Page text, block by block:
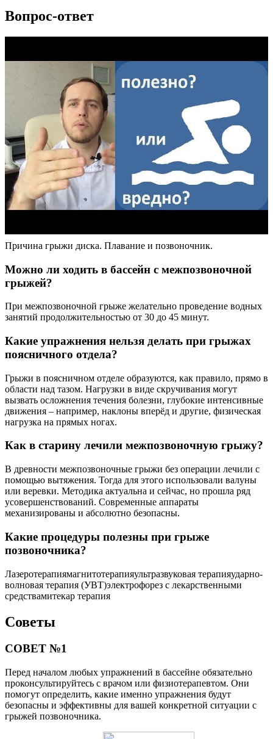
Вопрос-ответ
Причина грыжи диска. Плавание и позвоночник.
Можно ли ходить в бассейн с межпозвоночной
грыжей?
При межпозвоночной грыже желательно проведение водных
занятий продолжительностью от 30 до 45 минут.
Какие упражнения нельзя делать при грыжах
поясничного отдела?
Грыжи в поясничном отделе образуются, как правило, прямо в
области над тазом. Нагрузки в виде скручивания могут
вызвать осложнения течения болезни, глубокие интенсивные
движения – например, наклоны вперёд и другие, физическая
нагрузка на прямых ногах.
Как в старину лечили межпозвоночную грыжу?
В древности межпозвоночные грыжи без операции лечили с
помощью вытяжения. Тогда для этого использовали валуны
или веревки. Методика актуальна и сейчас, но прошла ряд
усовершенствований. Современные аппараты
механизированы и абсолютно безопасны.
Какие процедуры полезны при грыже
позвоночника?
Лазеротерапиямагнитотерапияультразвуковая терапияударно-
волновая терапия (УВТ)электрофорез с лекарственными
средствамитекар терапия
Советы
СОВЕТ №1
Перед началом любых упражнений в бассейне обязательно
проконсультируйтесь с врачом или физиотерапевтом. Они
помогут определить, какие именно упражнения будут
безопасны и эффективны для вашей конкретной ситуации с
грыжей позвоночника.